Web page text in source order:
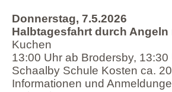
Donnerstag, 7.5.2026
Halbtagesfahrt durch Angeln
Kuchen
13:00 Uhr ab Brodersby, 13:30
Schaalby Schule Kosten ca.
Informationen und